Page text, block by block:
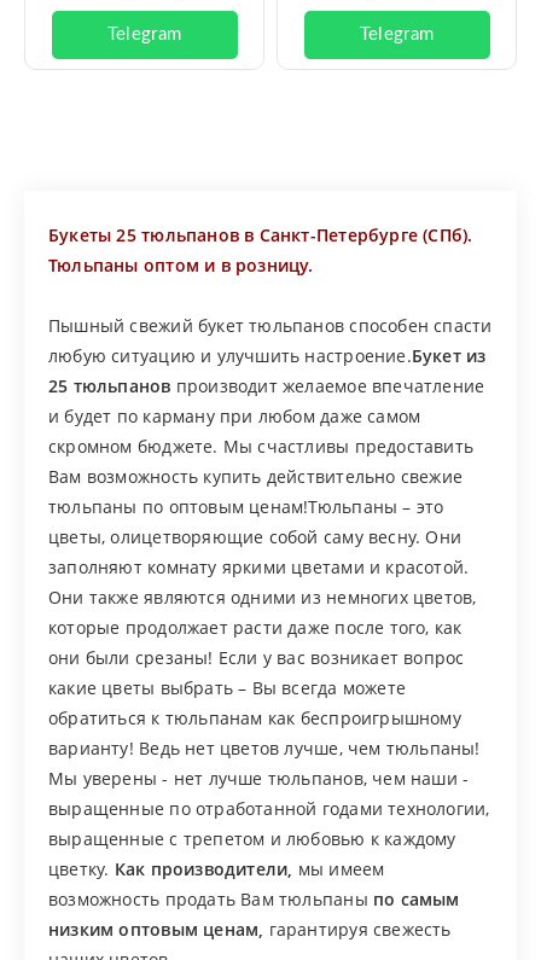
Telegram Telegram
Букеты 25 тюльпанов в Санкт-Петербурге (СПб).
Тюльпаны оптом и в розницу.
Пышный свежий букет тюльпанов способен спасти
любую ситуацию и улучшить настроение.Букет из
25 тюльпанов производит желаемое впечатление
и будет по карману при любом даже самом
скромном бюджете. Мы счастливы предоставить
Вам возможность купить действительно свежие
тюльпаны по оптовым ценам!Тюльпаны – это
цветы, олицетворяющие собой саму весну. Они
заполняют комнату яркими цветами и красотой.
Они также являются одними из немногих цветов,
которые продолжает расти даже после того, как
они были срезаны! Если у вас возникает вопрос
какие цветы выбрать – Вы всегда можете
обратиться к тюльпанам как беспроигрышному
варианту! Ведь нет цветов лучше, чем тюльпаны!
Мы уверены - нет лучше тюльпанов, чем наши -
выращенные по отработанной годами технологии,
выращенные с трепетом и любовью к каждому
цветку. Как производители, мы имеем
возможность продать Вам тюльпаны по самым
низким оптовым ценам, гарантируя свежесть